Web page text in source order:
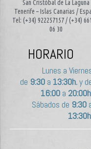
San Cristóbal de La Laguna
Tenerife – Islas Canarias /
Tel: (+34) 922257157 / (+34)
06 30
HORARIO
Lunes a
de 9:30a 13:30h.y
16:00a
Sábados de 9:30